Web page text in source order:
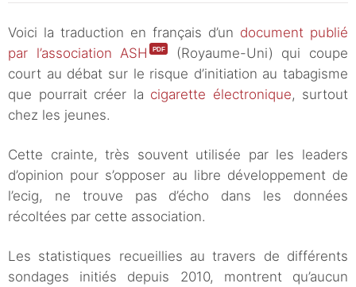
Voici la traduction en français d’un document publié
par l’association ASH
(Royaume-Uni) qui coupe
court au débat sur le risque d’initiation au tabagisme
que pourrait créer la cigarette électronique, surtout
chez les jeunes.
Cette crainte, très souvent utilisée par les leaders
d’opinion pour s’opposer au libre développement de
l’ecig, ne trouve pas d’écho dans les données
récoltées par cette association.
Les statistiques recueillies au travers de différents
sondages initiés depuis 2010, montrent qu’aucun